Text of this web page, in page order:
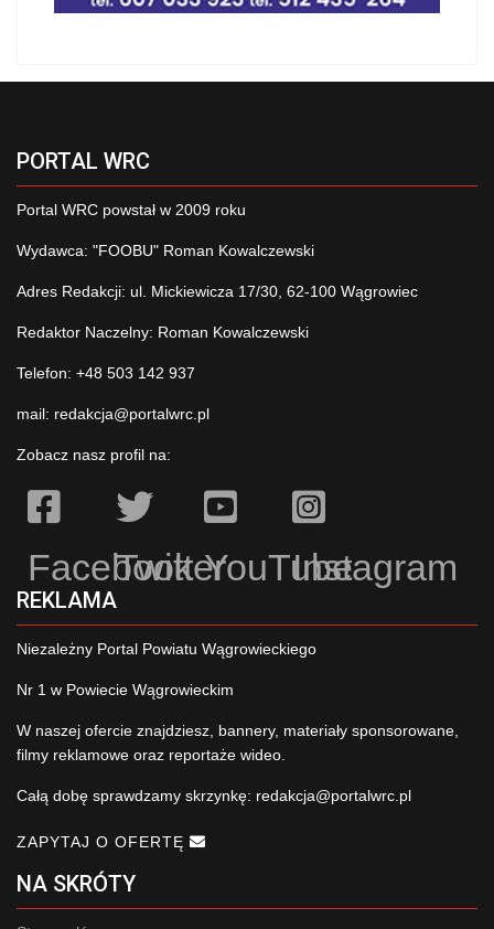
PORTAL WRC
Portal WRC powstał w 2009 roku
Wydawca: "FOOBU" Roman Kowalczewski
Adres Redakcji: ul. Mickiewicza 17/30, 62-100 Wągrowiec
Redaktor Naczelny: Roman Kowalczewski
Telefon: +48 503 142 937
mail: redakcja@portalwrc.pl
Zobacz nasz profil na:
Facebook
TwitterYouTubeInstagram
REKLAMA
Niezależny Portal Powiatu Wągrowieckiego
Nr 1 w Powiecie Wągrowieckim
W naszej ofercie znajdziesz, bannery, materiały sponsorowane,
filmy reklamowe oraz reportaże wideo.
Całą dobę sprawdzamy skrzynkę: redakcja@portalwrc.pl
ZAPYTAJ O OFERTĘ
NA SKRÓTY